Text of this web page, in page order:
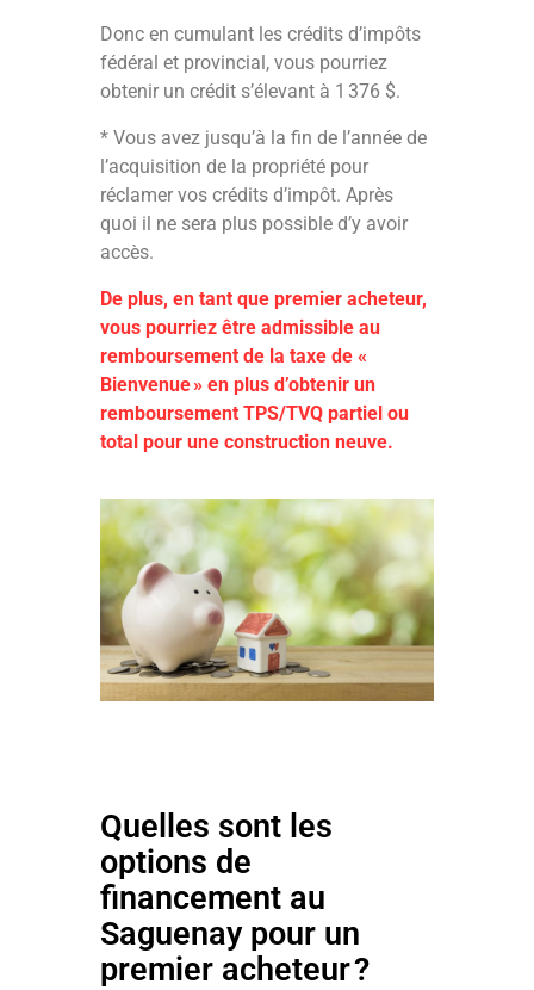
Donc en cumulant les crédits d’impôts
fédéral et provincial, vous pourriez
obtenir un crédit s’élevant à 1 376 $.
* Vous avez jusqu’à la fin de l’année de
l’acquisition de la propriété pour
réclamer vos crédits d’impôt. Après
quoi il ne sera plus possible d’y avoir
accès.
De plus, en tant que premier acheteur,
vous pourriez être admissible au
remboursement de la taxe de «
Bienvenue » en plus d’obtenir un
remboursement TPS/TVQ partiel ou
total pour une construction neuve.
Quelles sont les
options de
financement au
Saguenay pour un
premier acheteur ?